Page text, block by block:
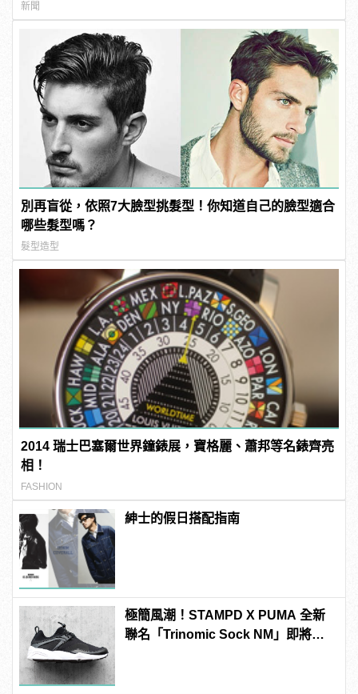
新聞
別再盲從，依照7大臉型挑髮型！你知道自己的臉型適合
哪些髮型嗎？
髮型造型
2014 瑞士巴塞爾世界鐘錶展，寶格麗、蕭邦等名錶齊亮
相！
FASHION
紳士的假日搭配指南
極簡風潮！STAMPD X PUMA 全新
聯名「Trinomic Sock NM」即將上